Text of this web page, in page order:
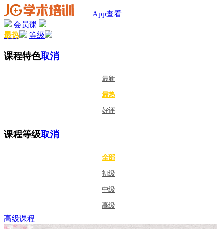
App查看
会员课
最热
等级
课程特色取消
最新
最热
好评
课程等级取消
全部
初级
中级
高级
高级课程